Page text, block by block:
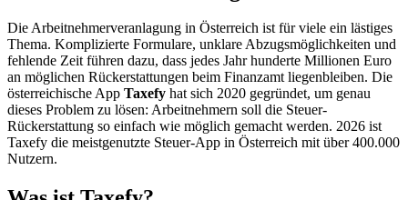
Die Arbeitnehmerveranlagung in Österreich ist für viele ein lästiges
Thema. Komplizierte Formulare, unklare Abzugsmöglichkeiten und
fehlende Zeit führen dazu, dass jedes Jahr hunderte Millionen Euro
an möglichen Rückerstattungen beim Finanzamt liegenbleiben. Die
österreichische App Taxefy hat sich 2020 gegründet, um genau
dieses Problem zu lösen: Arbeitnehmern soll die Steuer-
Rückerstattung so einfach wie möglich gemacht werden. 2026 ist
Taxefy die meistgenutzte Steuer-App in Österreich mit über 400.000
Nutzern.